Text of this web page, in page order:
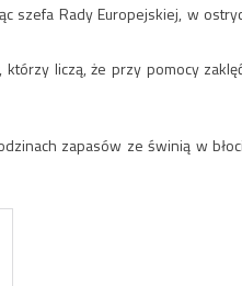
szefa Rady Europejskiej, w
którzy liczą, że przy pomocy
zapasów ze świnią w